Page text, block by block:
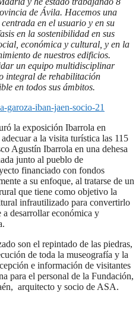
de Ávila. Hacemos una
en el usuario y en su
en la sostenibilidad en sus
económica y cultural, y en la
de nuestros edificios.
un equipo multidisciplinar
integral de rehabilitación
en todos sus ámbitos.
la exposición Ibarrola en
a la visita turística las 115
Agustín Ibarrola en una dehesa
junto al pueblo de
financiado con fondos
a su enfoque, al tratarse de un
que tiene como objetivo la
infrautilizado para convertirlo
desarrollar económica y
son el repintado de las piedras,
de toda la museografía y la
e información de visitantes
para el personal de la Fundación,
arquitecto y socio de ASA.